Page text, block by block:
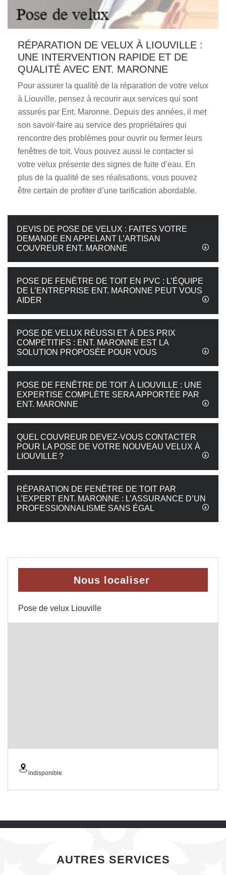
RÉPARATION DE VELUX À LIOUVILLE :
UNE INTERVENTION RAPIDE ET DE
QUALITÉ AVEC ENT. MARONNE
Pour assurer la qualité de la réparation de votre velux
à Liouville, pensez à recourir aux services qui sont
assurés par Ent. Maronne. Depuis des années, il met
son savoir-faire au service des propriétaires qui
rencontre des problèmes pour ouvrir ou fermer leurs
fenêtres de toit. Vous pouvez aussi le contacter si
votre velux présente des signes de fuite d’eau. En
plus de la qualité de ses réalisations, vous pouvez
être certain de profiter d’une tarification abordable.
DEVIS DE POSE DE VELUX : FAITES VOTRE
DEMANDE EN APPELANT L’ARTISAN
COUVREUR ENT. MARONNE
POSE DE FENÊTRE DE TOIT EN PVC : L’ÉQUIPE
DE L’ENTREPRISE ENT. MARONNE PEUT VOUS
AIDER
POSE DE VELUX RÉUSSI ET À DES PRIX
COMPÉTITIFS : ENT. MARONNE EST LA
SOLUTION PROPOSÉE POUR VOUS
POSE DE FENÊTRE DE TOIT À LIOUVILLE : UNE
EXPERTISE COMPLÈTE SERA APPORTÉE PAR
ENT. MARONNE
QUEL COUVREUR DEVEZ-VOUS CONTACTER
POUR LA POSE DE VOTRE NOUVEAU VELUX À
LIOUVILLE ?
RÉPARATION DE FENÊTRE DE TOIT PAR
L’EXPERT ENT. MARONNE : L’ASSURANCE D’UN
PROFESSIONNALISME SANS ÉGAL
Nous localiser
Pose de velux Liouville
indisponible
AUTRES SERVICES